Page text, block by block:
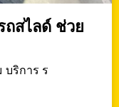
ถสไลด์ ช่วย
บริการ ร